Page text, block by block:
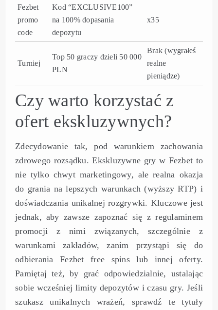
Fezbet
promo
code
Kod “EXCLUSIVE100”
na 100% dopasania
depozytu
x35
Turniej
Top 50 graczy dzieli 50 000
PLN
Brak (wygrałeś
realne
pieniądze)
Czy warto korzystać z
ofert ekskluzywnych?
Zdecydowanie tak, pod warunkiem zachowania
zdrowego rozsądku. Ekskluzywne gry w Fezbet to
nie tylko chwyt marketingowy, ale realna okazja
do grania na lepszych warunkach (wyższy RTP) i
doświadczania unikalnej rozgrywki. Kluczowe jest
jednak, aby zawsze zapoznać się z regulaminem
promocji z nimi związanych, szczególnie z
warunkami zakładów, zanim przystąpi się do
odbierania Fezbet free spins lub innej oferty.
Pamiętaj też, by grać odpowiedzialnie, ustalając
sobie wcześniej limity depozytów i czasu gry. Jeśli
szukasz unikalnych wrażeń, sprawdź te tytuły